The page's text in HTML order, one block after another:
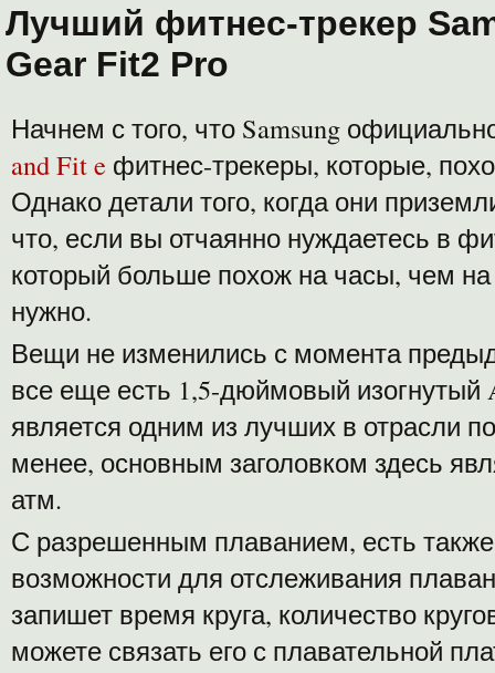
Лучший фитнес-трекер
Gear Fit2 Pro
Начнем с того, что Samsung
and Fit e фитнес-трекеры, которые,
Однако детали того, когда они
что, если вы отчаянно нуждаетесь в
который больше похож на часы, чем
нужно.
Вещи не изменились с момента
все еще есть 1,5-дюймовый
является одним из лучших в отрасли
менее, основным заголовком здесь
атм.
С разрешенным плаванием, есть
возможности для отслеживания
запишет время круга, количество
можете связать его с плавательной